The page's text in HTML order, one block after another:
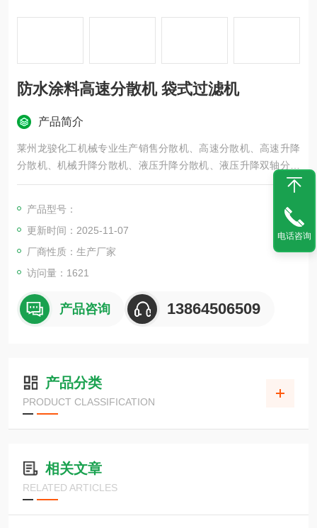
防水涂料高速分散机 袋式过滤机
产品简介
莱州龙骏化工机械专业生产销售分散机、高速分散机、高速升降
分散机、机械升降分散机、液压升降分散机、液压升降双轴分散
机、涂料分散机、乳胶漆分散机、防水涂料高速分散机 袋式过滤
机、实验室分散研磨两用机等各种化工设备。
产品型号：
更新时间：2025-11-07
厂商性质：生产厂家
访问量：1621
产品咨询 13864506509
产品分类
PRODUCT CLASSIFICATION
相关文章
RELATED ARTICLES
电话咨询